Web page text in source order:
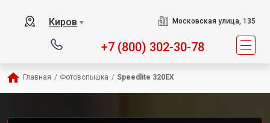
Киров ▼ Московская улица, 135
+7 (800) 302-30-78
Главная / Фотовспышка / Speedlite 320EX